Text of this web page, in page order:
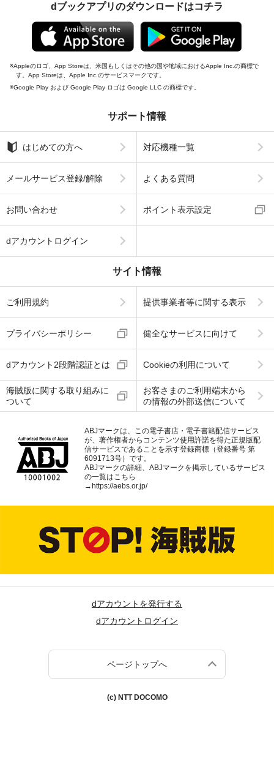
dブックアプリのダウンロードはコチラ
Appleのロゴ、App Storeは、米国もしくはその他の国や地域におけるApple Inc.の商標で
す。App Storeは、Apple Inc.のサービスマークです。
Google Play および Google Play ロゴは Google LLC の商標です。
サポート情報
はじめての方へ 対応機種一覧
メールサービス登録/解除 よくある質問
お問い合わせ ポイント表示設定
dアカウントログイン
サイト情報
ご利用規約 提供事業者等に関する表示
プライバシーポリシー 健全なサービスに向けて
dアカウント2段階認証とは Cookieの利用について
海賊版に関する取り組みに
ついて
お客さまのご利用端末から
の情報の外部送信について
ABJマークは、この電子書店・電子書籍配信サービス
が、著作権者からコンテンツ使用許諾を得た正規版配
信サービスであることを示す登録商標（登録番号 第
6091713号）です。
ABJマークの詳細、ABJマークを掲示しているサービス
の一覧はこちら
→https://aebs.or.jp/
dアカウントを発行する
dアカウントログイン
ページトップへ
(c) NTT DOCOMO